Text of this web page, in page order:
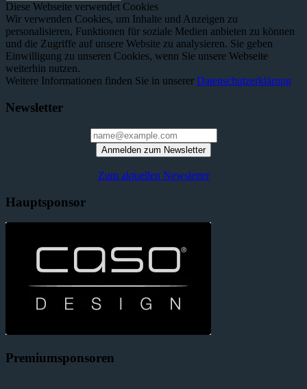
Diese Webseite verwendet Cookies
Wir verwenden Cookies, um Inhalte und Anzeigen zu
personalisieren, Funktionen für soziale Medien anbieten zu können
und die Zugriffe auf unsere Website zu analysieren. Sie geben
Einwilligung zu unseren Cookies, wenn Sie unsere Webseite
weiterhin nutzen.
Weitere Informationen finden Sie in unserer Datenschutzerklärung
Newsletter
Anmelden zum Newsletter
Zum aktuellen Newsletter
Hauptsponsor
Premiumsponsoren